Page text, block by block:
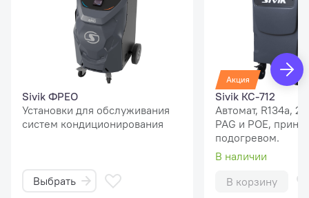
Sivik ФРЕО
Установки для обслуживания
систем кондиционирования
Выбрать
Sivik КС-712
Автомат, R134a, 2
PAG и POE,
подогревом.
В наличии
В корзину